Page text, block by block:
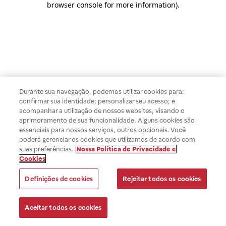
browser console for more information).
Durante sua navegação, podemos utilizar cookies para:
confirmar sua identidade; personalizar seu acesso; e
acompanhar a utilização de nossos websites, visando o
aprimoramento de sua funcionalidade. Alguns cookies são
essenciais para nossos serviços, outros opcionais. Você
poderá gerenciar os cookies que utilizamos de acordo com
suas preferências. Nossa Política de Privacidade e
Cookies
Definições de cookies Rejeitar todos os cookies
Aceitar todos os cookies